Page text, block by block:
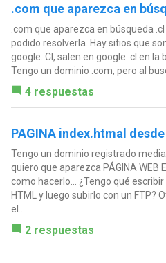
.com que aparezca en
.com que aparezca en búsqueda
podido resolverla. Hay sitios que
google. Cl, salen en google .cl en la
Tengo un dominio .com, pero al
4 respuestas
PAGINA index.htmal desde
Tengo un dominio registrado
quiero que aparezca PÁGINA WEB
como hacerlo... ¿Tengo qué
HTML y luego subirlo con un FTP?
el...
2 respuestas